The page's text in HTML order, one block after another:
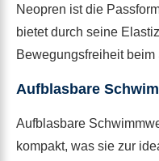
Neopren ist die
bietet durch seine
Bewegungsfreiheit beim
Aufblasbare
Aufblasbare
kompakt, was sie zur